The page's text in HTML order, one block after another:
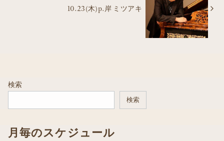
10.23(木)p.岸 ミツアキ
検索
検索
月毎のスケジュール